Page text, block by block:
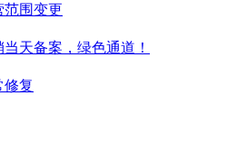
范围变更
天备案，绿色通道！
修复